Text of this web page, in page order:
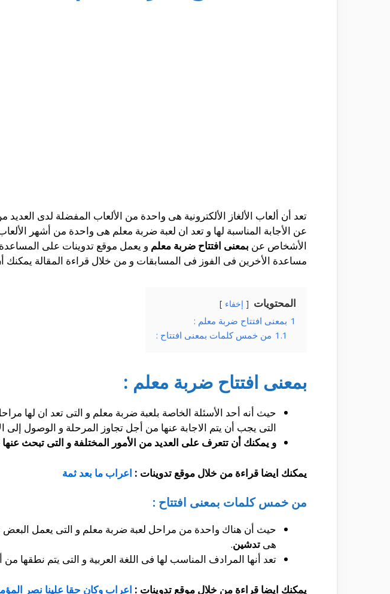
تعد أن ألعاب الألغاز الألكترونية هى واحدة من الألعاب المفضلة لدى
عن الأجابة المناسبة لها و تعد ان لعبة ضربة معلم هى واحدة من أشهر
الأشخاص عن بمعنى افتتاح ضربة معلم و يعمل موقع تدوينات على المساعدة
مساعدة الأخرين فى الفوز فى المسابقات و من خلال قراءة المقالة يمكنك
المحتويات إخفاء
1 بمعنى افتتاح ضربة معلم :
1.1 من خمس كلمات بمعنى افتتاح :
بمعنى افتتاح ضربة معلم :
حيث أنه أحد الأسئلة الخاصة بلعبة ضربة معلم و التى تعد ان لها
التى يجب أن يتم الاجابة عنها من أجل تجاوز المرحلة و الوصول إلى
و يمكنك أن تتعرف على العديد من الأمور المختلفة و التى تبحث
يمكنك ايضا قراءة من خلال موقع تدوينات : اعراب ما بعد ثمة
من خمس كلمات بمعنى افتتاح :
هى تدشين.
تعد أنها المرادف المناسب لها فى اللغة العربية و التى يتم نطقها
يمكنك ايضا قراءة من خلال موقع تدوينات : اعراب وكان حقا علينا نصر